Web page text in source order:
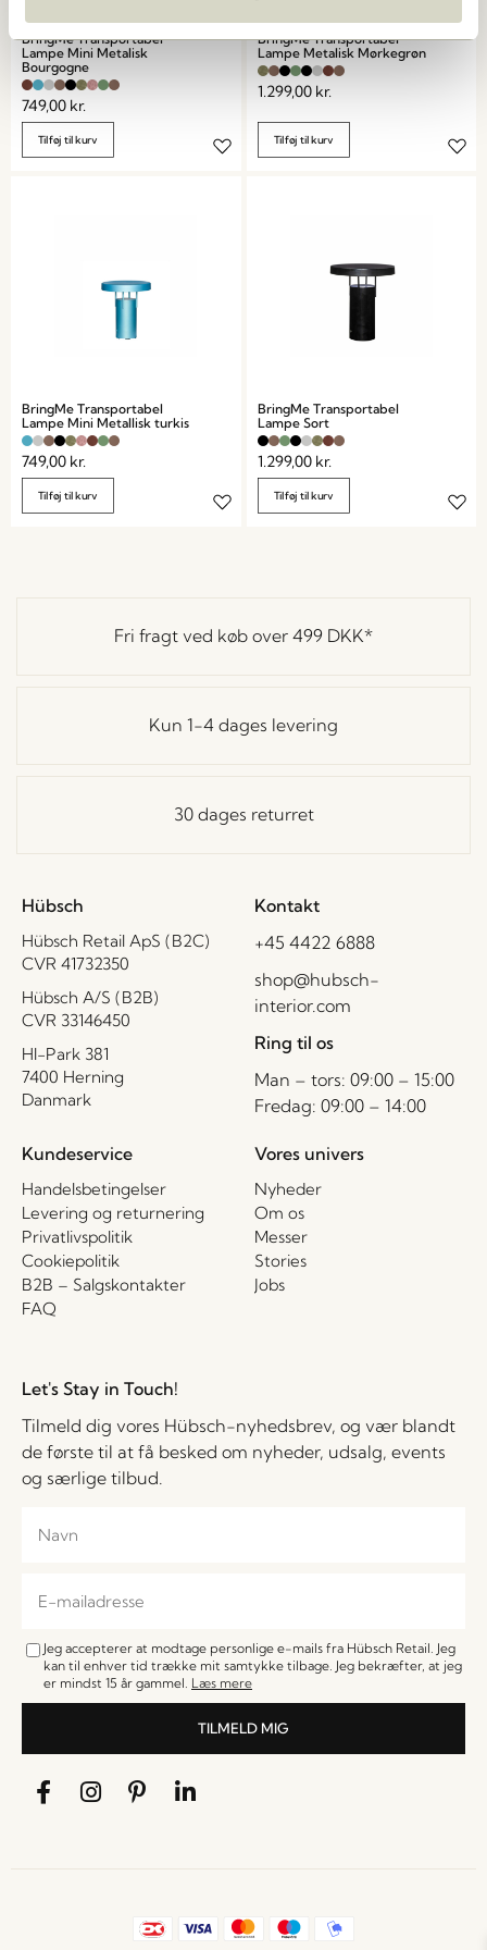
BringMe Transportabel
Lampe Mini Metalisk
Bourgogne
749,00 kr.
Tilføj til kurv
BringMe Transportabel
Lampe Metalisk Mørkegrøn
1.299,00 kr.
Tilføj til kurv
BringMe Transportabel
Lampe Mini Metallisk turkis
749,00 kr.
Tilføj til kurv
BringMe Transportabel
Lampe Sort
1.299,00 kr.
Tilføj til kurv
Fri fragt ved køb over 499 DKK*
Kun 1-4 dages levering
30 dages returret
Hübsch
Hübsch Retail ApS (B2C)
CVR 41732350
Hübsch A/S (B2B)
CVR 33146450
HI-Park 381
7400 Herning
Danmark
Kontakt
+45 4422 6888
shop@hubsch-
interior.com
Ring til os
Man – tors: 09:00 – 15:00
Fredag: 09:00 – 14:00
Kundeservice
Handelsbetingelser
Levering og returnering
Privatlivspolitik
Cookiepolitik
B2B – Salgskontakter
FAQ
Vores univers
Nyheder
Om os
Messer
Stories
Jobs
Let's Stay in Touch!
Tilmeld dig vores Hübsch-nyhedsbrev, og vær blandt
de første til at få besked om nyheder, udsalg, events
og særlige tilbud.
Jeg accepterer at modtage personlige e-mails fra Hübsch Retail. Jeg
kan til enhver tid trække mit samtykke tilbage. Jeg bekræfter, at jeg
er mindst 15 år gammel. Læs mere
TILMELD MIG